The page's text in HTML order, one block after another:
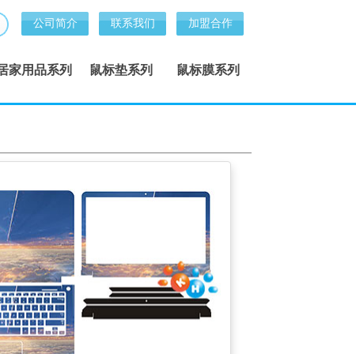
加盟合作
联系我们
公司简介
家用品系列 鼠标垫系列 鼠标膜系列